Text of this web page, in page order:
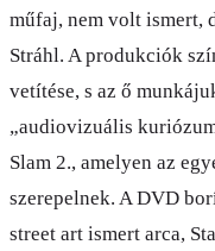
műfaj, nem volt ismert,
Stráhl. A produkciók
vetítése, s az ő
„audiovizuális
Slam 2., amelyen az
szerepelnek. A DVD
street art ismert arca,